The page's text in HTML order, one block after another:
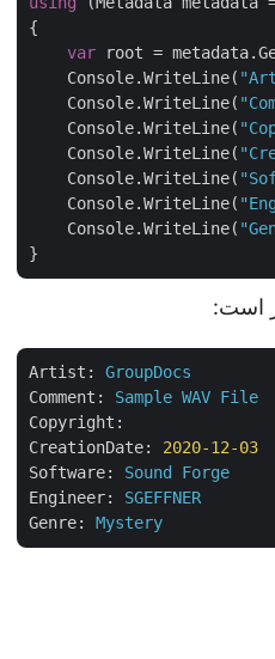
var root =
    Console.WriteLine(
    Console.WriteLine(
    Console.WriteLine(
    Console.WriteLine(
    Console.WriteLine(
    Console.WriteLine(
    Console.WriteLine(
است:
Artist: GroupDocs
Comment: Sample WAV File
Copyright:
CreationDate: 2020-12-03
Software: Sound Forge
Engineer: SGEFFNER
Genre: Mystery